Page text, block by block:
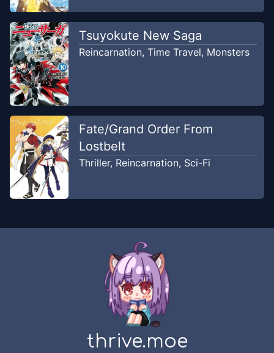
Chapter7
SirenKomik
Dec 21, 2023
Chapter6
SirenKomik
Chapter5
SirenKomik
Chapter4
SirenKomik
Dec 20, 2023
Chapter3
Tsuyokute New Saga
Reincarnation, Time Travel, Monsters
Fate/Grand Order From
Lostbelt
Thriller, Reincarnation, Sci-Fi
thrive.moe